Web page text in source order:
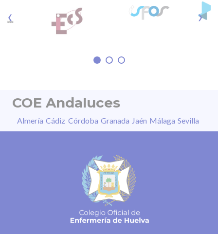
y, por lo tanto, infratratado. Para mejorar su
abordaje y facilitar un diagnóstico temprano,
el Consejo General de Enfermería -a través
‹ ›
COE Andaluces
Almería Cádiz Córdoba Granada Jaén Málaga Sevilla